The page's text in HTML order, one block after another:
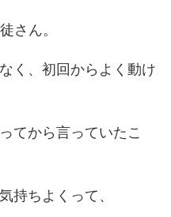
さん。
く、初回からよく動け
てから言っていたこ
持ちよくって、